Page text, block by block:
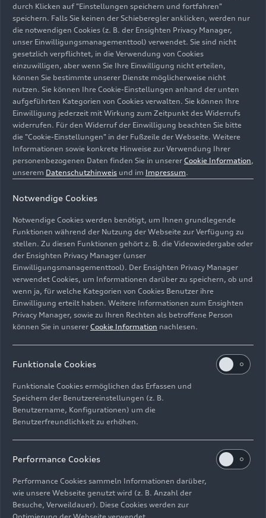
Gernot Döllner über die
Zusammenarbeit von
Wirtschaft und Politik:
Auf kommunaler Ebene gibt es viele
Möglichkeiten der Zusammenarbeit von
Wirtschaft und Politik. Hier hat der incampus
definitiv Vorbildcharakter. Sowohl in puncto
Nachhaltigkeit, aber auch im Hinblick auf
moderne Arbeitsplätze, zum Beispiel im neuen
Fahrzeugsicherheitszentrum.
Neben internen Partnern wie CARIAD brauchen
wir auch externe Partner wie die Politik. Der
Ausbau der Ladeinfrastruktur ist sicherlich das
dringlichste Problem, bei dem wir als
Wirtschaft und Politik eng zusammenarbeiten
müssen.
Peter Bosch über die
Bedeutung des incampus
Ingolstadt steht schon immer für Vorsprung.
Wir sind mit CARIAD zum Beispiel in
Wolfsburg, Berlin, Peking oder dem Silicon
befindet sich hier am incampus in Ingolstadt.
Der incampus ist ein Ort, an dem Vorsprung
Realität wird. Daten sind das neue Öl und wir
werden sie nutzen, um das Rennen zu
gewinnen.
durch Klicken auf "Einstellungen speichern und fortfahren"
speichern. Falls Sie keinen der Schieberegler anklicken, werden nur
die notwendigen Cookies (z. B. der Ensighten Privacy Manager,
unser Einwilligungsmanagementtool) verwendet. Sie sind nicht
gesetzlich verpflichtet, in die Verwendung von Cookies
einzuwilligen, aber wenn Sie Ihre Einwilligung nicht erteilen,
können Sie bestimmte unserer Dienste möglicherweise nicht
nutzen. Sie können Ihre Cookie-Einstellungen anhand der unten
aufgeführten Kategorien von Cookies verwalten. Sie können Ihre
Einwilligung jederzeit mit Wirkung zum Zeitpunkt des Widerrufs
widerrufen. Für den Widerruf der Einwilligung beachten Sie bitte
die "Cookie-Einstellungen" in der Fußzeile der Webseite. Weitere
Informationen sowie konkrete Hinweise zur Verwendung Ihrer
personenbezogenen Daten finden Sie in unserer Cookie Information,
unserem Datenschutzhinweis und im Impressum.
Notwendige Cookies
Notwendige Cookies werden benötigt, um Ihnen grundlegende
Funktionen während der Nutzung der Webseite zur Verfügung zu
stellen. Zu diesen Funktionen gehört z. B. die Videowiedergabe oder
der Ensighten Privacy Manager (unser
Einwilligungsmanagementtool). Der Ensighten Privacy Manager
verwendet Cookies, um Informationen darüber zu speichern, ob und
wenn ja, für welche Kategorien von Cookies Benutzer ihre
Einwilligung erteilt haben. Weitere Informationen zum Ensighten
Privacy Manager, sowie zu Ihren Rechten als betroffene Person
können Sie in unserer Cookie Information nachlesen.
Funktionale Cookies
Funktionale Cookies ermöglichen das Erfassen und
Speichern der Benutzereinstellungen (z. B.
Benutzername, Konfigurationen) um die
Benutzerfreundlichkeit zu erhöhen.
Performance Cookies
Performance Cookies sammeln Informationen darüber,
wie unsere Webseite genutzt wird (z. B. Anzahl der
Besuche, Verweildauer). Diese Cookies werden zur